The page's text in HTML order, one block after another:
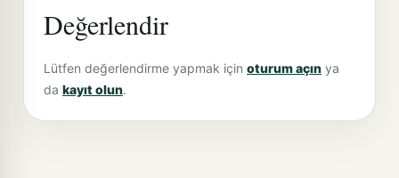
Değerlendir
Lütfen değerlendirme yapmak için oturum açın ya
da kayıt olun.